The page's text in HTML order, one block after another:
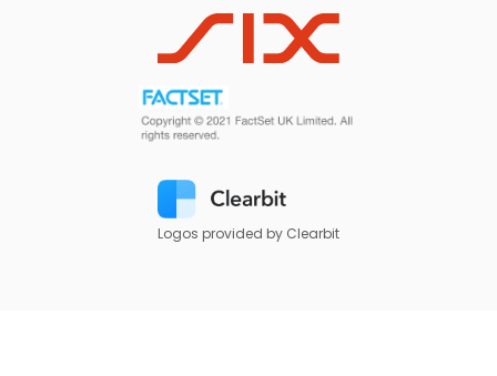
Logos provided by Clearbit